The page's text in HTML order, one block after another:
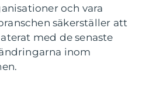
och vara
säkerställer att
med de senaste
inom